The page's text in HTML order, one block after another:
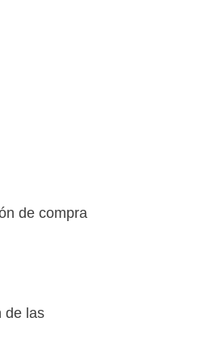
de compra
de las